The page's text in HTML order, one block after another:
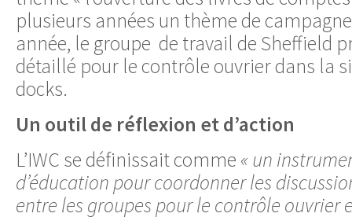
plusieurs années un thème de
année, le groupe de travail de Sheffield
détaillé pour le contrôle ouvrier dans la
docks.
Un outil de réflexion et d’action
L’IWC se définissait comme « un
d’éducation pour coordonner les
entre les groupes pour le contrôle ouvrier